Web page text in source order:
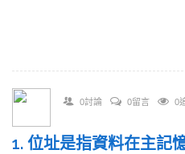
0討論 0留言 0
1. 位址是指資料在主記